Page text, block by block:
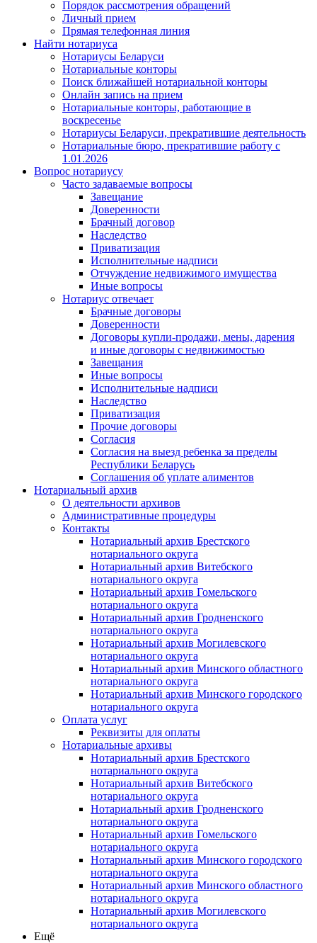
Порядок рассмотрения обращений
Личный прием
Прямая телефонная линия
Найти нотариуса
Нотариусы Беларуси
Нотариальные конторы
Поиск ближайшей нотариальной конторы
Онлайн запись на прием
Нотариальные конторы, работающие в
воскресенье
Нотариусы Беларуси, прекратившие деятельность
Нотариальные бюро, прекратившие работу с
1.01.2026
Вопрос нотариусу
Часто задаваемые вопросы
Завещание
Доверенности
Брачный договор
Наследство
Приватизация
Исполнительные надписи
Отчуждение недвижимого имущества
Иные вопросы
Нотариус отвечает
Брачные договоры
Доверенности
Договоры купли-продажи, мены, дарения
и иные договоры с недвижимостью
Завещания
Иные вопросы
Исполнительные надписи
Наследство
Приватизация
Прочие договоры
Согласия
Согласия на выезд ребенка за пределы
Республики Беларусь
Соглашения об уплате алиментов
Нотариальный архив
О деятельности архивов
Административные процедуры
Контакты
Нотариальный архив Брестского
нотариального округа
Нотариальный архив Витебского
нотариального округа
Нотариальный архив Гомельского
нотариального округа
Нотариальный архив Гродненского
нотариального округа
Нотариальный архив Могилевского
нотариального округа
Нотариальный архив Минского областного
нотариального округа
Нотариальный архив Минского городского
нотариального округа
Оплата услуг
Реквизиты для оплаты
Нотариальные архивы
Нотариальный архив Брестского
нотариального округа
Нотариальный архив Витебского
нотариального округа
Нотариальный архив Гродненского
нотариального округа
Нотариальный архив Гомельского
нотариального округа
Нотариальный архив Минского городского
нотариального округа
Нотариальный архив Минского областного
нотариального округа
Нотариальный архив Могилевского
нотариального округа
Ещё